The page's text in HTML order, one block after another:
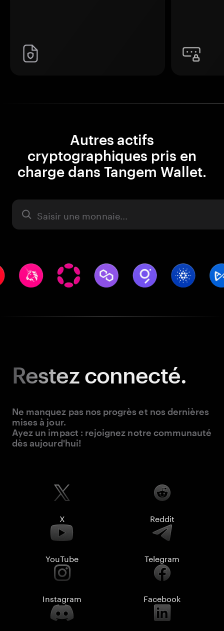
Autres actifs
cryptographiques pris en
charge dans Tangem Wallet.
Actifs
Restezconnecté.
Ne manquez pas nos progrès et nos dernières
mises à jour.
Ayez un impact : rejoignez notre communauté
dès aujourd'hui!
X Reddit
YouTube Telegram
Instagram Facebook